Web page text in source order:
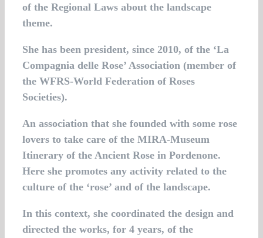
of the Regional Laws about the landscape
theme.
She has been president, since 2010, of the ‘La
Compagnia delle Rose’ Association (member of
the WFRS-World Federation of Roses
Societies).
An association that she founded with some rose
lovers to take care of the MIRA-Museum
Itinerary of the Ancient Rose in Pordenone.
Here she promotes any activity related to the
culture of the ‘rose’ and of the landscape.
In this context, she coordinated the design and
directed the works, for 4 years, of the